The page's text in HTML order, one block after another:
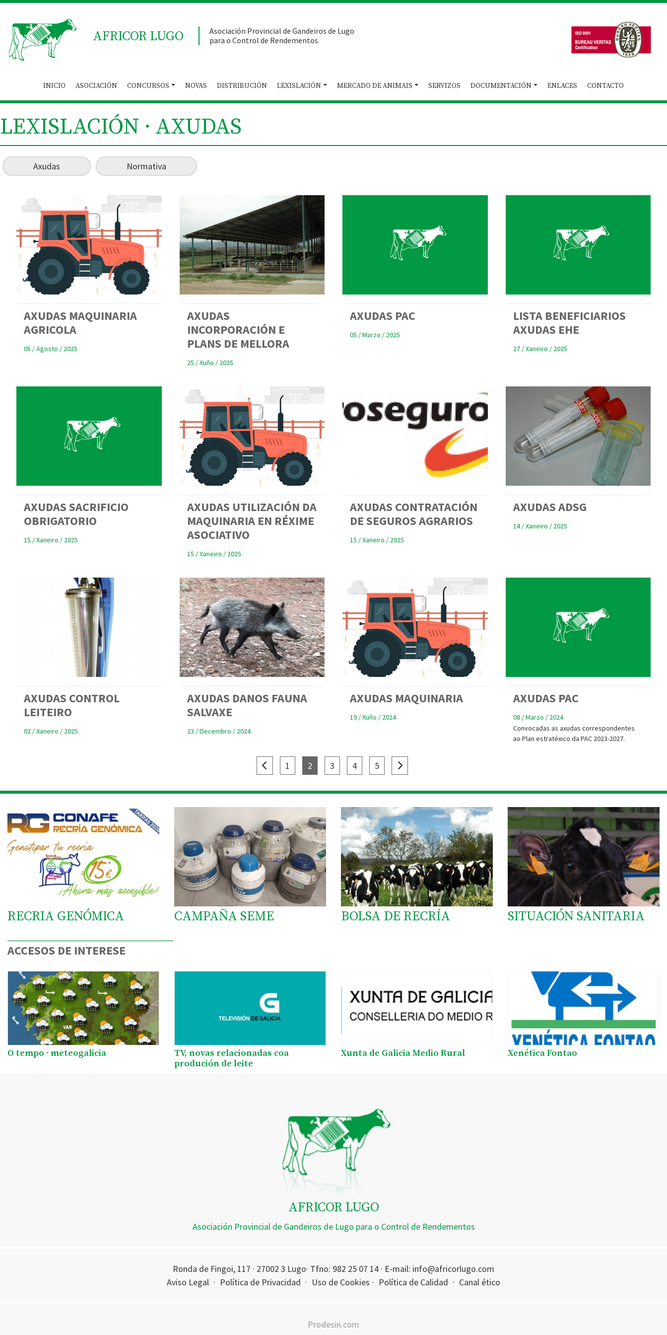
AFRICOR LUGO
Asociación Provincial de Gandeiros de Lugo
para o Control de Rendementos
INICIO ASOCIACIÓN CONCURSOS NOVAS DISTRIBUCIÓN LEXISLACIÓN MERCADO DE ANIMAIS SERVIZOS DOCUMENTACIÓN ENLACES CONTACTO
LEXISLACIÓN · AXUDAS
Axudas Normativa
AXUDAS MAQUINARIA
AGRICOLA
05 / Agosto / 2025
AXUDAS
INCORPORACIÓN E
PLANS DE MELLORA
25 / Xuño / 2025
AXUDAS PAC
05 / Marzo / 2025
LISTA BENEFICIARIOS
AXUDAS EHE
27 / Xaneiro / 2025
AXUDAS SACRIFICIO
OBRIGATORIO
15 / Xaneiro / 2025
AXUDAS UTILIZACIÓN DA
MAQUINARIA EN RÉXIME
ASOCIATIVO
15 / Xaneiro / 2025
AXUDAS CONTRATACIÓN
DE SEGUROS AGRARIOS
15 / Xaneiro / 2025
AXUDAS ADSG
14 / Xaneiro / 2025
AXUDAS CONTROL
LEITEIRO
02 / Xaneiro / 2025
AXUDAS DANOS FAUNA
SALVAXE
23 / Decembro / 2024
AXUDAS MAQUINARIA
19 / Xuño / 2024
AXUDAS PAC
08 / Marzo / 2024
Convocadas as axudas correspondentes
ao Plan estratéxico da PAC 2023-2027.
1 (current)
2(current)
3(current)
4(current)
5(current)
RECRIA GENÓMICA CAMPAÑA SEME BOLSA DE RECRÍA SITUACIÓN SANITARIA
ACCESOS DE INTERESE
O tempo · meteogalicia
TV, novas relacionadas coa
produción de leite
Xunta de Galicia Medio Rural Xenética Fontao
AFRICOR LUGO
Asociación Provincial de Gandeiros de Lugo para o Control de Rendementos
Ronda de Fingoi, 117 · 27002 3 Lugo· Tfno: 982 25 07 14 · E-mail: info@africorlugo.com
Aviso Legal · Política de Privacidad · Uso de Cookies · Política de Calidad · Canal ético
Prodesin.com